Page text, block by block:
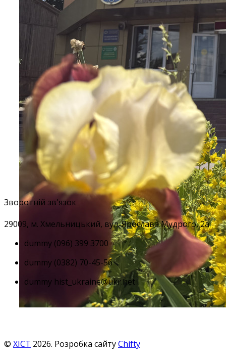
Зворотній зв'язок
29009, м. Хмельницький, вул. Ярослава Мудрого, 2а
dummy (096) 399 3700
dummy (0382) 70-45-56
dummy hist_ukraine@ukr.net
© ХІСТ 2026. Розробка сайтуChifty